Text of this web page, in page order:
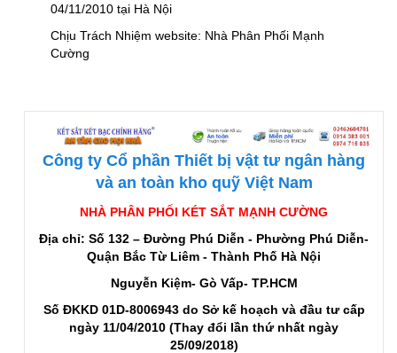
04/11/2010 tại Hà Nội
Chịu Trách Nhiệm website: Nhà Phân Phối Mạnh
Cường
Công ty Cổ phần Thiết bị vật tư ngân hàng
và an toàn kho quỹ Việt Nam
NHÀ PHÂN PHỐI KÉT SẮT MẠNH CƯỜNG
Địa chỉ: Số 132 – Đường Phú Diễn - Phường Phú Diễn-
Quận Bắc Từ Liêm - Thành Phố Hà Nội
Nguyễn Kiệm- Gò Vấp- TP.HCM
Số ĐKKD 01D-8006943 do Sở kế hoạch và đầu tư cấp
ngày 11/04/2010 (Thay đổi lần thứ nhất ngày
25/09/2018)